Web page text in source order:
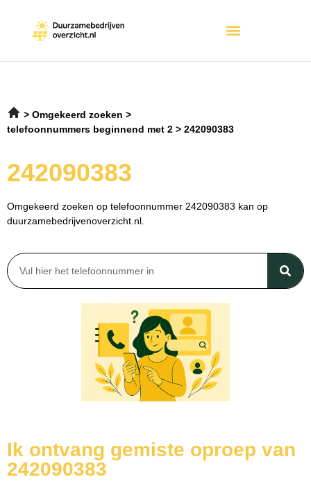
Omgekeerd zoeken
telefoonnummers beginnend met 2
242090383
242090383
Omgekeerd zoeken op telefoonnummer 242090383 kan op
duurzamebedrijvenoverzicht.nl.
Ik ontvang gemiste oproep van
242090383